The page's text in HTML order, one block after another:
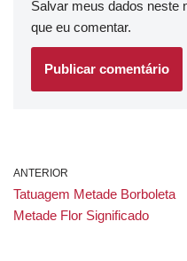
Salvar meus dados neste
que eu comentar.
ANTERIOR
Tatuagem Metade Borboleta
Metade Flor Significado